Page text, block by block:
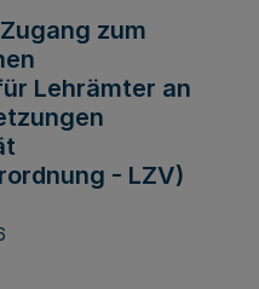
zum
Lehrämter an
- LZV)